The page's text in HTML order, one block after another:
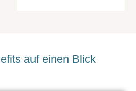
auf einen Blick